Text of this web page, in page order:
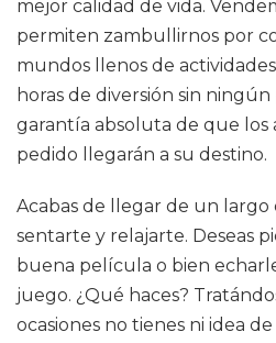
mejor calidad de vida.
permiten zambullirnos por
mundos llenos de
horas de diversión sin
garantía absoluta de que los
pedido llegarán a su destino.
Acabas de llegar de un largo
sentarte y relajarte. Deseas
buena película o bien
juego. ¿Qué haces?
ocasiones no tienes ni idea